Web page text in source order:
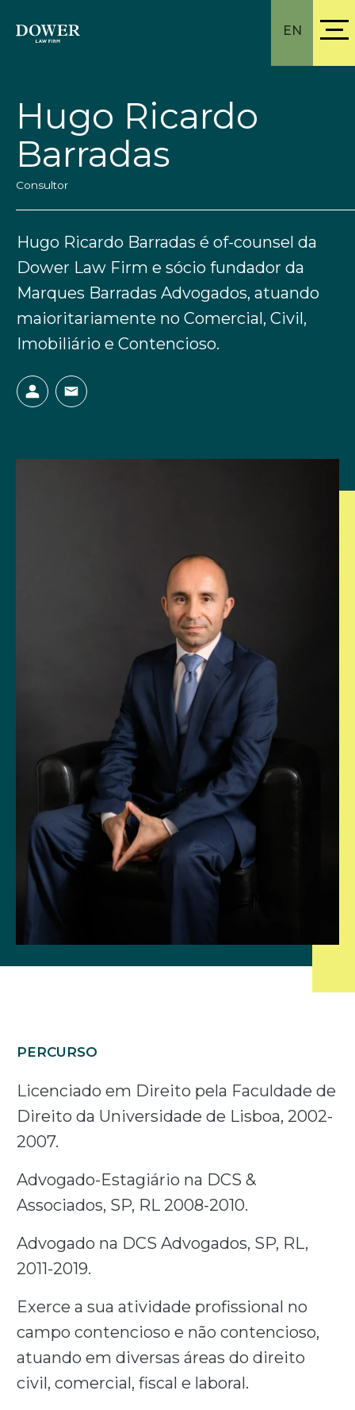
EN
Hugo Ricardo
Barradas
Consultor
Hugo Ricardo Barradas é of-counsel da
Dower Law Firm e sócio fundador da
Marques Barradas Advogados, atuando
maioritariamente no Comercial, Civil,
Imobiliário e Contencioso.
PERCURSO
Licenciado em Direito pela Faculdade de
Direito da Universidade de Lisboa, 2002-
2007.
Advogado-Estagiário na DCS &
Associados, SP, RL 2008-2010.
Advogado na DCS Advogados, SP, RL,
2011-2019.
Exerce a sua atividade profissional no
campo contencioso e não contencioso,
atuando em diversas áreas do direito
civil, comercial, fiscal e laboral.